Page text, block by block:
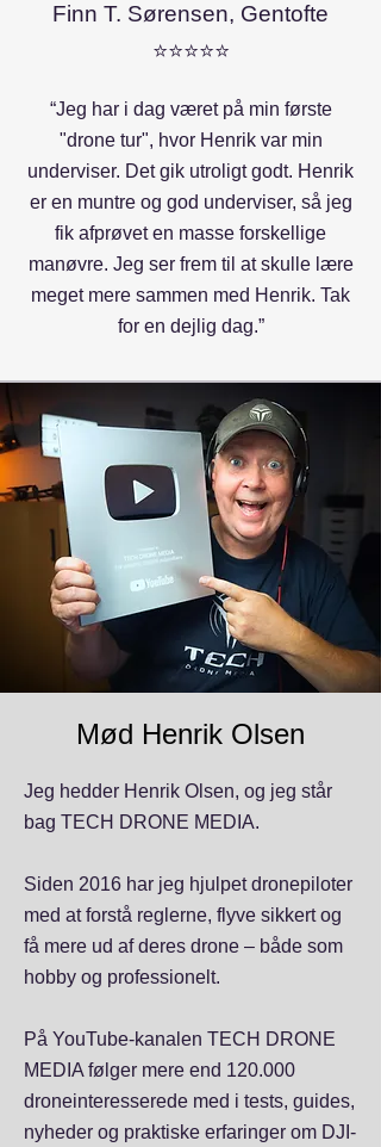
Finn T. Sørensen, Gentofte
⭐⭐⭐⭐⭐
“Jeg har i dag været på min første
"drone tur", hvor Henrik var min
underviser. Det gik utroligt godt. Henrik
er en muntre og god underviser, så jeg
fik afprøvet en masse forskellige
manøvre. Jeg ser frem til at skulle lære
meget mere sammen med Henrik. Tak
for en dejlig dag.”
Mød Henrik Olsen
Jeg hedder Henrik Olsen, og jeg står
bag TECH DRONE MEDIA.
Siden 2016 har jeg hjulpet dronepiloter
med at forstå reglerne, flyve sikkert og
få mere ud af deres drone – både som
hobby og professionelt.
På YouTube-kanalen TECH DRONE
MEDIA følger mere end 120.000
droneinteresserede med i tests, guides,
nyheder og praktiske erfaringer om DJI-